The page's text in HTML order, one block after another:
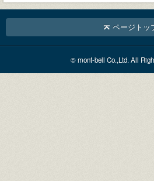
ページトッ
© mont-bell Co.,Ltd. All